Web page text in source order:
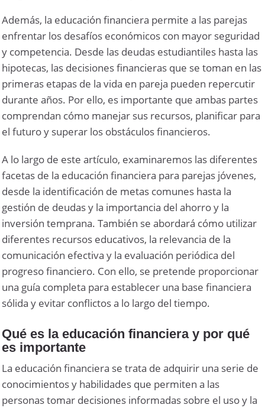
Además, la educación financiera permite a las parejas
enfrentar los desafíos económicos con mayor seguridad
y competencia. Desde las deudas estudiantiles hasta las
hipotecas, las decisiones financieras que se toman en las
primeras etapas de la vida en pareja pueden repercutir
durante años. Por ello, es importante que ambas partes
comprendan cómo manejar sus recursos, planificar para
el futuro y superar los obstáculos financieros.
A lo largo de este artículo, examinaremos las diferentes
facetas de la educación financiera para parejas jóvenes,
desde la identificación de metas comunes hasta la
gestión de deudas y la importancia del ahorro y la
inversión temprana. También se abordará cómo utilizar
diferentes recursos educativos, la relevancia de la
comunicación efectiva y la evaluación periódica del
progreso financiero. Con ello, se pretende proporcionar
una guía completa para establecer una base financiera
sólida y evitar conflictos a lo largo del tiempo.
Qué es la educación financiera y por qué
es importante
La educación financiera se trata de adquirir una serie de
conocimientos y habilidades que permiten a las
personas tomar decisiones informadas sobre el uso y la